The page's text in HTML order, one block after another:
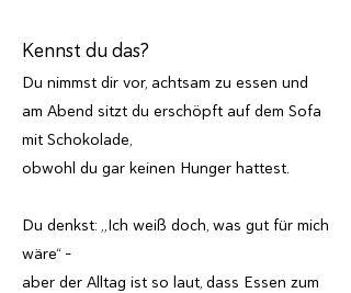
Kennst du das?
Du nimmst dir vor, achtsam zu essen und
am Abend sitzt du erschöpft auf dem Sofa
mit Schokolade,
obwohl du gar keinen Hunger hattest.
Du denkst: „Ich weiß doch, was gut für mich
wäre“ –
aber der Alltag ist so laut, dass Essen zum